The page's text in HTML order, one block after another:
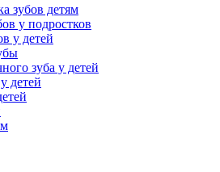
зубов детям
у подростков
у детей
зуба у детей
детей